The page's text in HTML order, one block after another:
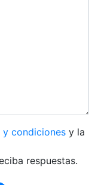
y condiciones y la
respuestas.